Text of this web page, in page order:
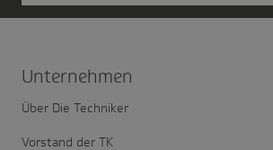
Unter­nehmen
Über Die Techniker
Vorstand der TK